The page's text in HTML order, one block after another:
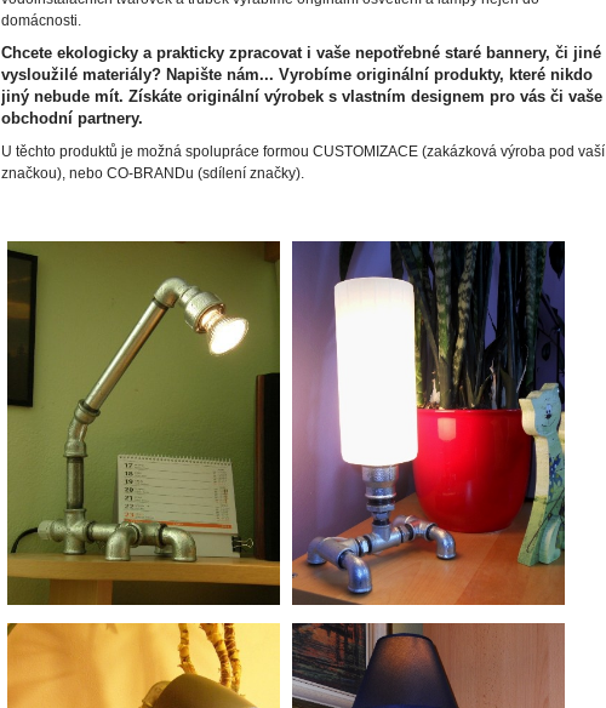
domácnosti.
Chcete ekologicky a prakticky zpracovat i vaše nepotřebné staré bannery, či jiné
vysloužilé materiály? Napište nám... Vyrobíme originální produkty, které nikdo
jiný nebude mít. Získáte originální výrobek s vlastním designem pro vás či vaše
obchodní partnery.
U těchto produktů je možná spolupráce formou CUSTOMIZACE (zakázková výroba pod vaší
značkou), nebo CO-BRANDu (sdílení značky).